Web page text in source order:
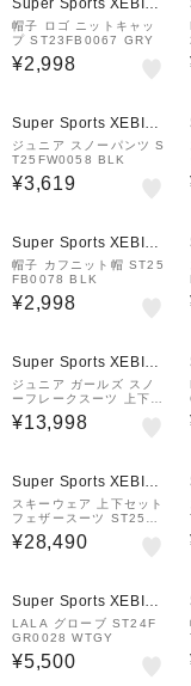
Super Sports XEBIO
&mall店
帽子 ロゴ ニットキャッ
プ ST23FB0067 GRY
¥2,998
Super Sports XEBIO
&mall店
ジュニア スノーパンツ S
T25FW0058 BLK
¥3,619
Super Sports XEBIO
&mall店
帽子 カフニット帽 ST25
FB0078 BLK
¥2,998
Super Sports XEBIO
&mall店
ジュニア ガールズ スノ
ーフレークスーツ 上下セ
ット ST23FW0037 LV
D サイズ調整
¥13,998
Super Sports XEBIO
&mall店
スキーウェア 上下セット
フェザースーツ ST25F
W0055 BLK
¥28,490
Super Sports XEBIO
&mall店
LALA グローブ ST24F
GR0028 WTGY
¥5,500